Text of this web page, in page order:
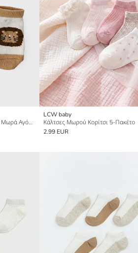
Εκτυπωμένες Καλτσούλες για Μωρά Αγόρια 3-συσκευασία
LCW baby
Κάλτσες Μωρού Κορίτσι 5-Πακέτο
2.99 EUR